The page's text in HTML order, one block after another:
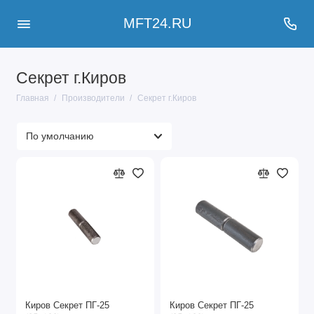
MFT24.RU
Секрет г.Киров
Главная Производители Секрет г.Киров
Киров Секрет ПГ-25
Киров Секрет ПГ-25